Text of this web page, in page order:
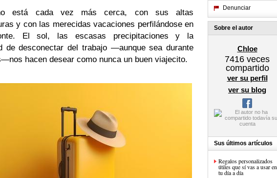
está cada vez más cerca, con sus altas
y con las merecidas vacaciones perfilándose en
El sol, las escasas precipitaciones y la
de desconectar del trabajo —aunque sea durante
hacen desear como nunca un buen viajecito.
Denunciar
Sobre el autor
Chloe
7416 veces
compartido
ver su perfil
ver su blog
Sus últimos artículos
Regalos personalizados
útiles que sí vas a usar en
tu día a día